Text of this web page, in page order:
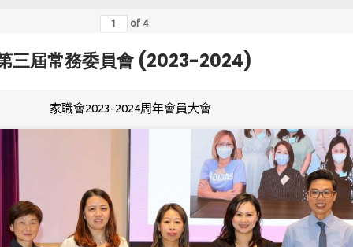
of 4
三屆常務委員會 (2023-2024)
家職會2023-2024周年會員大會